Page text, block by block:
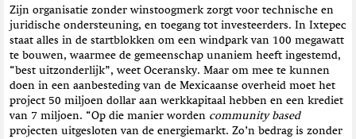
Zijn organisatie zonder winstoogmerk zorgt voor technische en
juridische ondersteuning, en toegang tot investeerders. In Ixtepec
staat alles in de startblokken om een windpark van 100 megawatt
te bouwen, waarmee de gemeenschap unaniem heeft ingestemd,
“best uitzonderlijk”, weet Oceransky. Maar om mee te kunnen
doen in een aanbesteding van de Mexicaanse overheid moet het
project 50 miljoen dollar aan werkkapitaal hebben en een krediet
van 7 miljoen. “Op die manier worden community based
projecten uitgesloten van de energiemarkt. Zo’n bedrag is zonder